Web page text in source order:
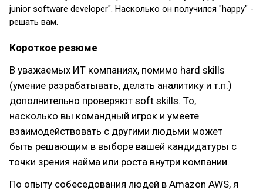
junior software developer". Насколько он получился "happy" -
решать вам.
Короткое резюме
В уважаемых ИТ компаниях, помимо hard skills
(умение разрабатывать, делать аналитику и т.п.)
дополнительно проверяют soft skills. То,
насколько вы командный игрок и умеете
взаимодействовать с другими людьми может
быть решающим в выборе вашей кандидатуры с
точки зрения найма или роста внутри компании.
По опыту собеседования людей в Amazon AWS, я